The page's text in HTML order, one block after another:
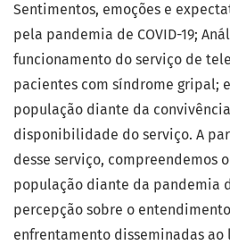
Sentimentos, emoções e
pela pandemia de COVID-19;
funcionamento do serviço de
pacientes com síndrome gripal;
população diante da convivência
disponibilidade do serviço. A
desse serviço, compreendemos
população diante da pandemia
percepção sobre o
enfrentamento disseminadas